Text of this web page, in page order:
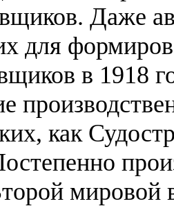
Даже
для
в 1918
как
мировой